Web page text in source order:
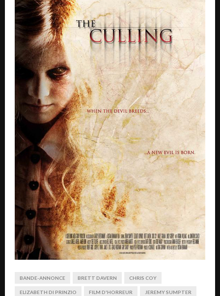
BANDE-ANNONCE BRETT DAVERN CHRIS COY
ELIZABETH DI PRINZIO FILM D'HORREUR JEREMY SUMPTER